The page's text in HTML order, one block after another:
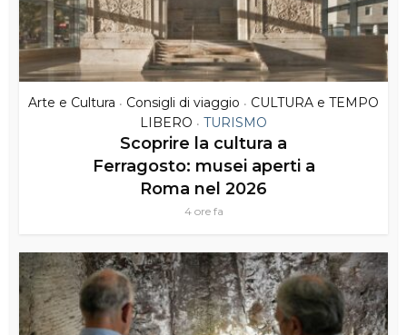
Arte e Cultura • Consigli di viaggio • CULTURA e TEMPO
LIBERO • TURISMO
Scoprire la cultura a
Ferragosto: musei aperti a
Roma nel 2026
4 ore fa